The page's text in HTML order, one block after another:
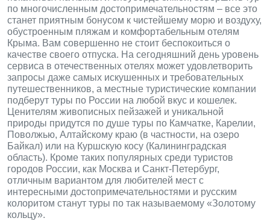
по многочисленным достопримечательностям – все это
станет приятным бонусом к чистейшему морю и воздуху,
обустроенным пляжам и комфортабельным отелям
Крыма. Вам совершенно не стоит беспокоиться о
качестве своего отпуска. На сегодняшний день уровень
сервиса в отечественных отелях может удовлетворить
запросы даже самых искушенных и требовательных
путешественников, а местные туристические компании
подберут туры по России на любой вкус и кошелек.
Ценителям живописных пейзажей и уникальной
природы придутся по душе туры по Камчатке, Карелии,
Поволжью, Алтайскому краю (в частности, на озеро
Байкал) или на Куршскую косу (Калининградская
область). Кроме таких популярных среди туристов
городов России, как Москва и Санкт-Петербург,
отличным вариантом для любителей мест с
интересными достопримечательностями и русским
колоритом станут туры по так называемому «Золотому
кольцу».